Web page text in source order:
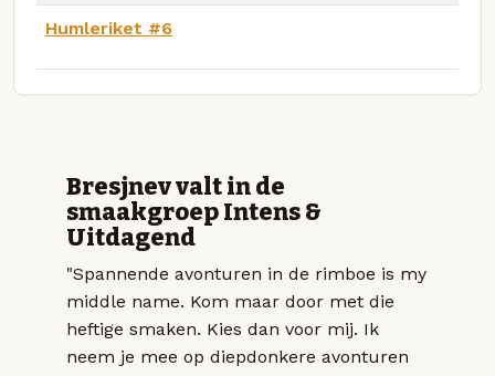
Humleriket #6
Bresjnev valt in de
smaakgroep Intens &
Uitdagend
"Spannende avonturen in de rimboe is my
middle name. Kom maar door met die
heftige smaken. Kies dan voor mij. Ik
neem je mee op diepdonkere avonturen